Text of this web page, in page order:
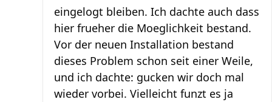
eingelogt bleiben. Ich dachte auch dass
hier frueher die Moeglichkeit bestand.
Vor der neuen Installation bestand
dieses Problem schon seit einer Weile,
und ich dachte: gucken wir doch mal
wieder vorbei. Vielleicht funzt es ja